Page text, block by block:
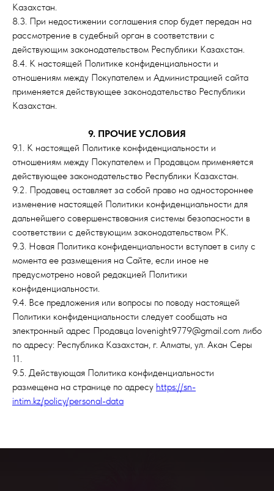
Казахстан.
8.3. При недостижении соглашения спор будет передан на
рассмотрение в судебный орган в соответствии с
действующим законодательством Республики Казахстан.
8.4. К настоящей Политике конфиденциальности и
отношениям между Покупателем и Администрацией сайта
применяется действующее законодательство Республики
Казахстан.
9. ПРОЧИЕ УСЛОВИЯ
9.1. К настоящей Политике конфиденциальности и
отношениям между Покупателем и Продавцом применяется
действующее законодательство Республики Казахстан.
9.2. Продавец оставляет за собой право на одностороннее
изменение настоящей Политики конфиденциальности для
дальнейшего совершенствования системы безопасности в
соответствии с действующим законодательством РК.
9.3. Новая Политика конфиденциальности вступает в силу с
момента ее размещения на Сайте, если иное не
предусмотрено новой редакцией Политики
конфиденциальности.
9.4. Все предложения или вопросы по поводу настоящей
Политики конфиденциальности следует сообщать на
электронный адрес Продавца lovenight9779@gmail.com либо
по адресу: Республика Казахстан, г. Алматы, ул. Акан Серы
11.
9.5. Действующая Политика конфиденциальности
размещена на странице по адресу https://sn-
intim.kz/policy/personal-data